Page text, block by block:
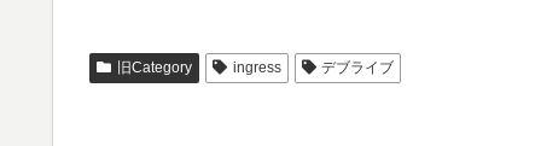
旧Category ingress デブライブ